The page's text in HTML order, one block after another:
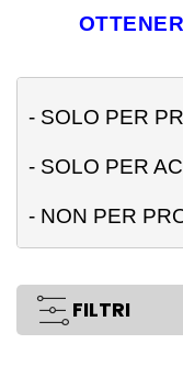
- SOLO PER
- SOLO PER
- NON PER
FILTRI